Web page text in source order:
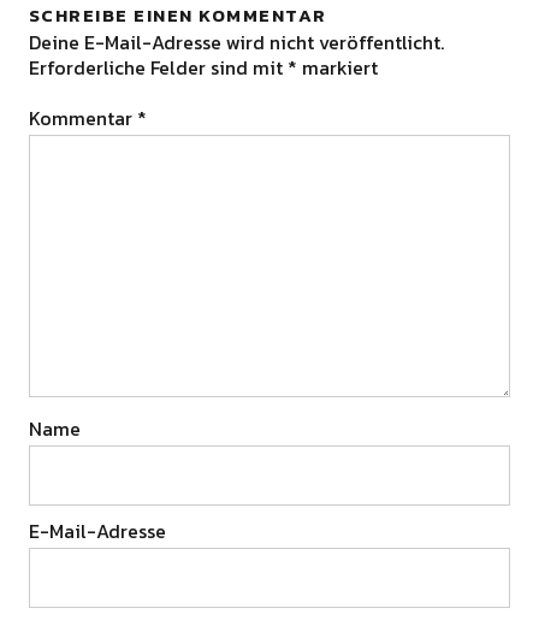
SCHREIBE EINEN KOMMENTAR
Deine E-Mail-Adresse wird nicht veröffentlicht.
Erforderliche Felder sind mit * markiert
Kommentar *
Name
E-Mail-Adresse